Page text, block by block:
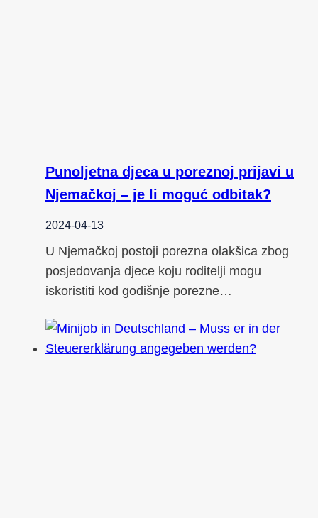
Punoljetna djeca u poreznoj prijavi u
Njemačkoj – je li moguć odbitak?
2024-04-13
U Njemačkoj postoji porezna olakšica zbog
posjedovanja djece koju roditelji mogu
iskoristiti kod godišnje porezne…